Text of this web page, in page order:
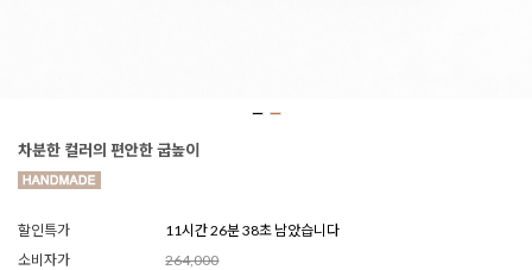
차분한 컬러의 편안한 굽높이
할인특가
11시간 26분 36초 남았습니다
소비자가
264,000